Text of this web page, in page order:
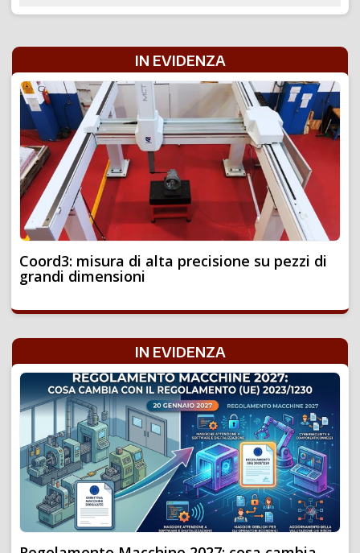
IN EVIDENZA
Coord3: misura di alta precisione su pezzi di
grandi dimensioni
IN EVIDENZA